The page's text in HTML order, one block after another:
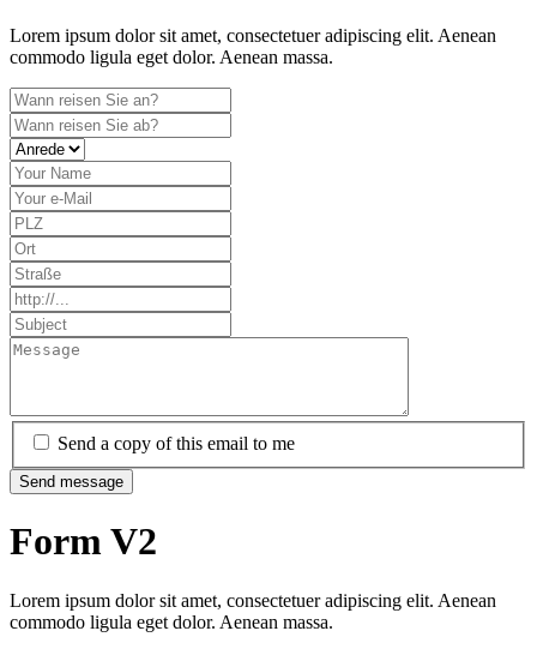
Lorem ipsum dolor sit amet, consectetuer adipiscing elit. Aenean
commodo ligula eget dolor. Aenean massa.
Send a copy of this email to me
Send message
Form V2
Lorem ipsum dolor sit amet, consectetuer adipiscing elit. Aenean
commodo ligula eget dolor. Aenean massa.